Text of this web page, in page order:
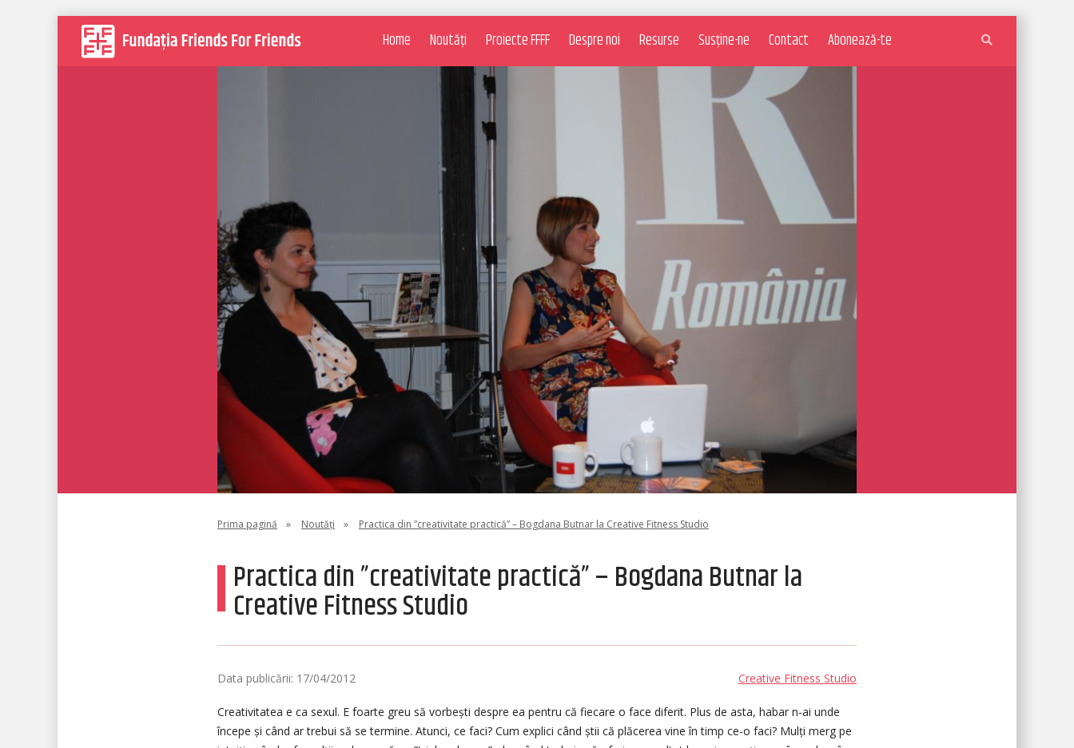
Home Noutăți Proiecte FFFF Despre noi Resurse Susține-ne Contact Abonează-te
Prima pagină » Noutăți » Practica din ”creativitate practică” – Bogdana Butnar la Creative Fitness Studio
Practica din ”creativitate practică” – Bogdana Butnar la
Creative Fitness Studio
Data publicării: 17/04/2012 Creative Fitness Studio
Creativitatea e ca sexul. E foarte greu să vorbești despre ea pentru că fiecare o face diferit. Plus de asta, habar n-ai unde
începe și când ar trebui să se termine. Atunci, ce faci? Cum explici când știi că plăcerea vine în timp ce-o faci? Mulți merg pe